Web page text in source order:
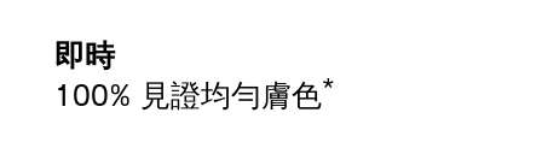
即時
100% 見證均勻膚色*